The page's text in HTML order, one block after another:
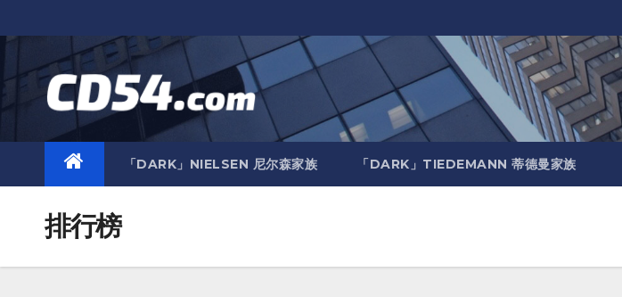
至
「DARK」NIELSEN 尼尔森家族 「DARK」TIEDEMANN 蒂德曼家族
排行榜